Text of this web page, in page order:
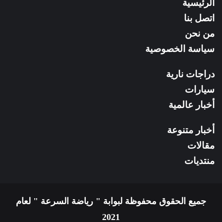
إلى النهاية لإكمال اللفة. وعند ذلك
المنعطف الأيمن يوجد مدخل منطقة
التبديل أيضًا.
مع المزيد نسخة إكستريم إتش المتطلبة
تصل إلى ٣.٠٢١ كيلومتر.
الرئيسية
اتصل بنا
من نحن
سياسة الخصوصية
دراجات نارية
سيارات
أخبار عالمية
أخبار متنوعة
مقالات
منتديات
جميع الحقوق محفوظة لبوابة " رياضة السرعة " لعام
2021